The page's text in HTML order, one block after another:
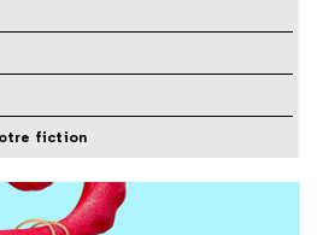
fiction